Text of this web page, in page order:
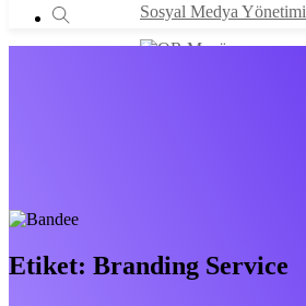
Sosyal Medya Yönetimi
Etiket: Branding Service